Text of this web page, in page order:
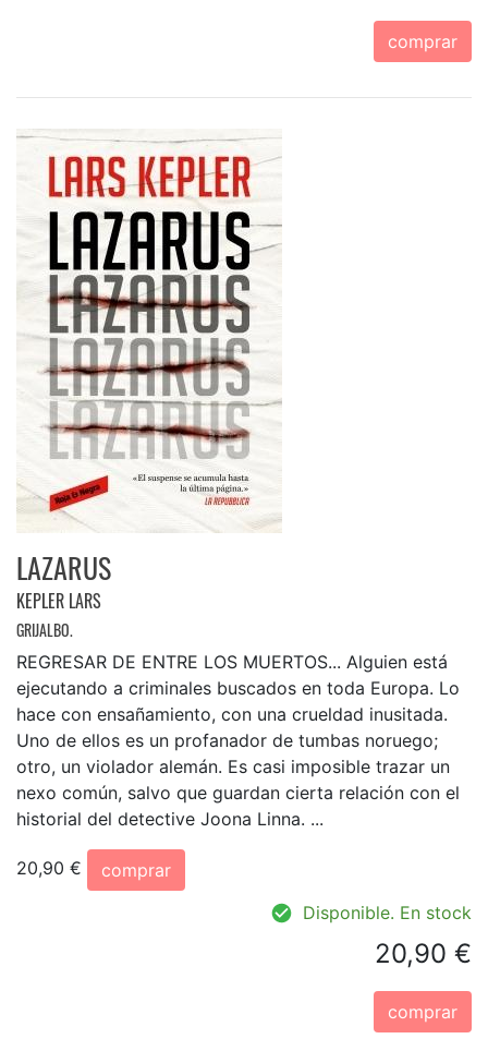
comprar
LAZARUS
KEPLER LARS
GRIJALBO.
REGRESAR DE ENTRE LOS MUERTOS... Alguien está
ejecutando a criminales buscados en toda Europa. Lo
hace con ensañamiento, con una crueldad inusitada.
Uno de ellos es un profanador de tumbas noruego;
otro, un violador alemán. Es casi imposible trazar un
nexo común, salvo que guardan cierta relación con el
historial del detective Joona Linna. ...
20,90 €
comprar
Disponible. En stock
20,90 €
comprar